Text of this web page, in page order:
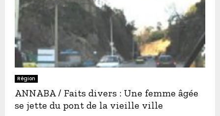
Région
ANNABA / Faits divers : Une femme âgée
se jette du pont de la vieille ville